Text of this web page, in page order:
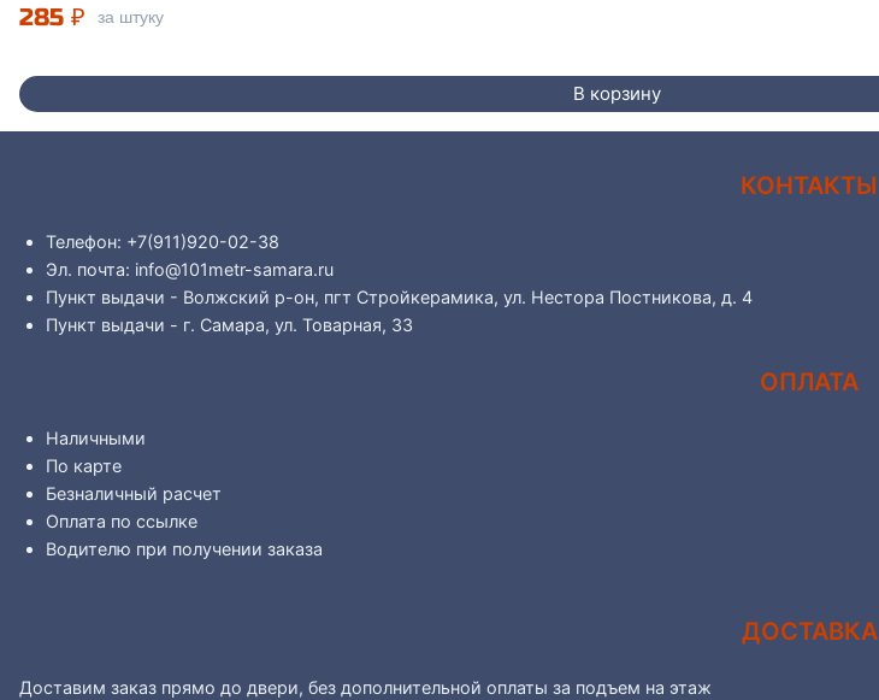
285 ₽ за штуку
В корзину
КОНТАКТЫ
Телефон: +7(911)920-02-38
Эл. почта: info@101metr-samara.ru
Пункт выдачи - Волжский р-он, пгт Стройкерамика, ул. Нестора Постникова, д. 4
Пункт выдачи - г. Самара, ул. Товарная, 33
ОПЛАТА
Наличными
По карте
Безналичный расчет
Оплата по ссылке
Водителю при получении заказа
ДОСТАВКА
Доставим заказ прямо до двери, без дополнительной оплаты за подъем на этаж